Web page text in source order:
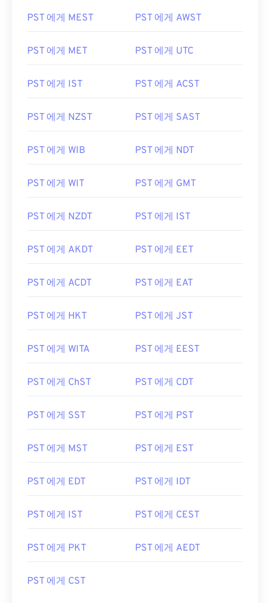
PST 에게 MEST PST 에게 AWST
PST 에게 MET PST 에게 UTC
PST 에게 IST PST 에게 ACST
PST 에게 NZST PST 에게 SAST
PST 에게 WIB PST 에게 NDT
PST 에게 WIT PST 에게 GMT
PST 에게 NZDT PST 에게 IST
PST 에게 AKDT PST 에게 EET
PST 에게 ACDT PST 에게 EAT
PST 에게 HKT PST 에게 JST
PST 에게 WITA PST 에게 EEST
PST 에게 ChST PST 에게 CDT
PST 에게 SST PST 에게 PST
PST 에게 MST PST 에게 EST
PST 에게 EDT PST 에게 IDT
PST 에게 IST PST 에게 CEST
PST 에게 PKT PST 에게 AEDT
PST 에게 CST